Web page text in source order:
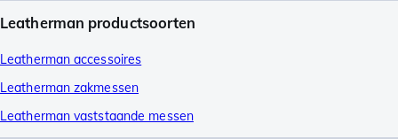
Leatherman productsoorten
Leatherman accessoires
Leatherman zakmessen
Leatherman vaststaande messen